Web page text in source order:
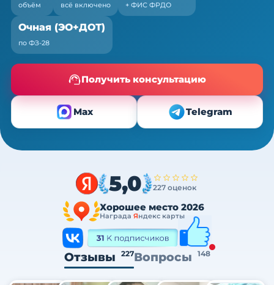
объём всё включено + ФИС ФРДО
Очная (ЭО+ДОТ)
по ФЗ-28
Получить консультацию
Max Telegram
5,0 227 оценок
Хорошее место 2026
Награда Яндекс карты
Отзывы 227Вопросы 148